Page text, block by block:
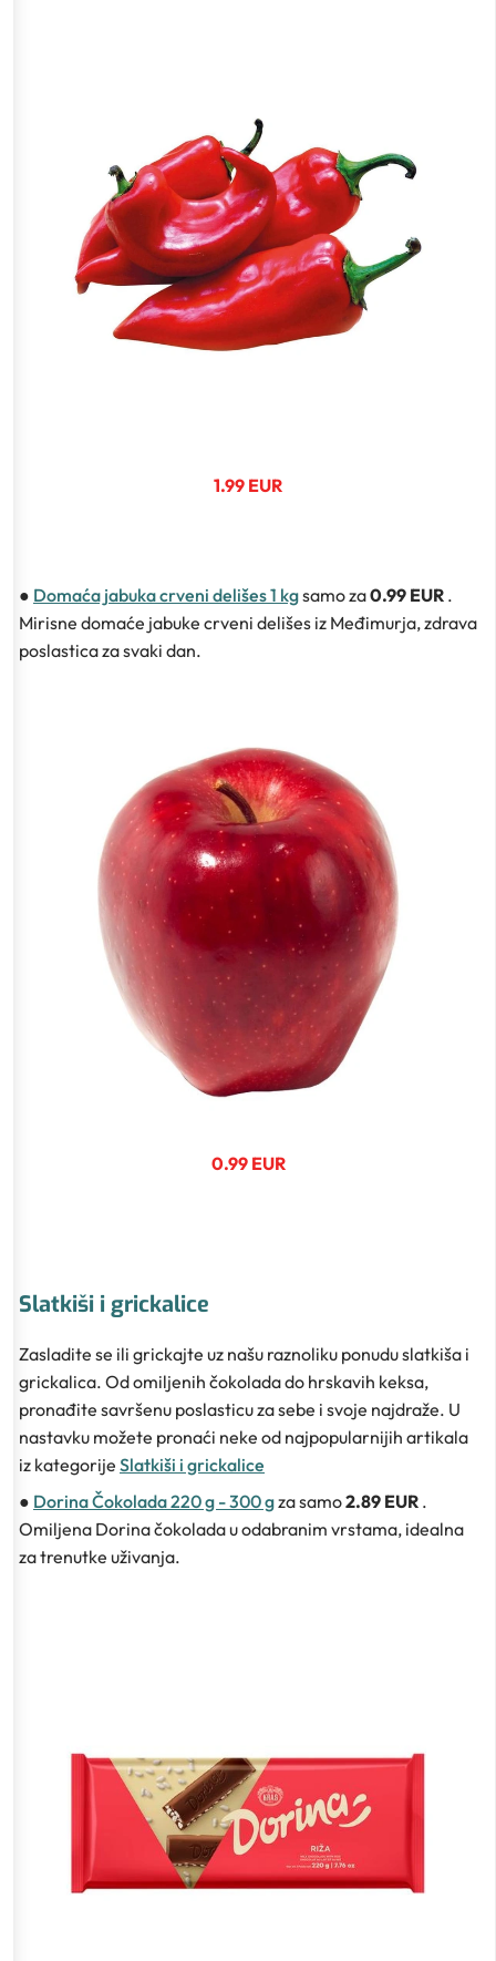
1.99 EUR
● Domaća jabuka crveni delišes 1 kgsamo za0.99 EUR .
Mirisne domaće jabuke crveni delišes iz Međimurja, zdrava
poslastica za svaki dan.
0.99 EUR
Slatkiši i grickalice
Zasladite se ili grickajte uz našu raznoliku ponudu slatkiša i
grickalica. Od omiljenih čokolada do hrskavih keksa,
pronađite savršenu poslasticu za sebe i svoje najdraže. U
nastavku možete pronaći neke od najpopularnijih artikala
iz kategorije Slatkiši i grickalice
● Dorina Čokolada 220 g - 300 gza samo2.89 EUR .
Omiljena Dorina čokolada u odabranim vrstama, idealna
za trenutke uživanja.